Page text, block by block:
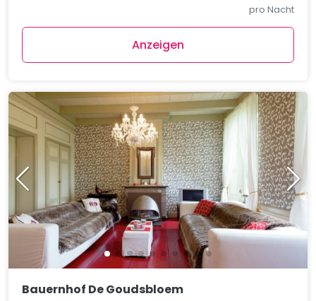
pro Nacht
Anzeigen
Bauernhof De Goudsbloem